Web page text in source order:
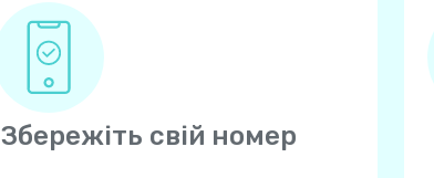
Збережіть свій номер